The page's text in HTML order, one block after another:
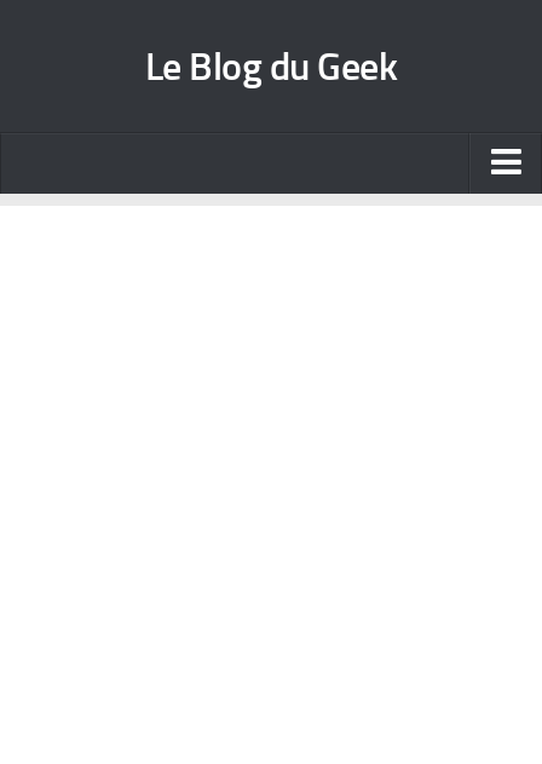
Le Blog du Geek